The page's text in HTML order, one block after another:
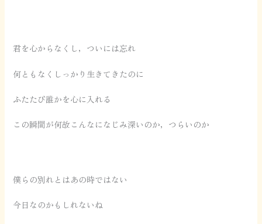
君を心からなくし，ついには忘れ
何ともなくしっかり生きてきたのに
ふたたび誰かを心に入れる
この瞬間が何故こんなになじみ深いのか，つらいのか
僕らの別れとはあの時ではない
今日なのかもしれないね